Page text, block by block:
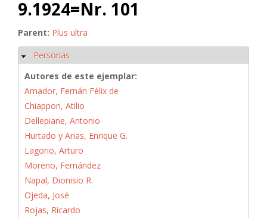
9.1924=Nr. 101
Parent: Plus ultra
Ocultar
Personas
Autores de este ejemplar:
Amador, Fernán Félix de
Chiappori, Atilio
Dellepiane, Antonio
Hurtado y Arias, Enrique G.
Lagorio, Arturo
Moreno, Fernández
Napal, Dionisio R.
Ojeda, José
Rojas, Ricardo